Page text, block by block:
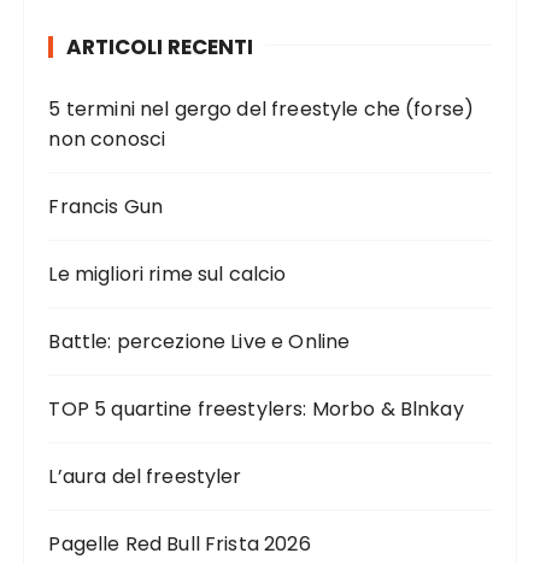
ARTICOLI RECENTI
5 termini nel gergo del freestyle che (forse)
non conosci
Francis Gun
Le migliori rime sul calcio
Battle: percezione Live e Online
TOP 5 quartine freestylers: Morbo & Blnkay
L’aura del freestyler
Pagelle Red Bull Frista 2026